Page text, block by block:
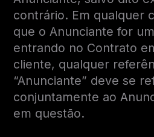
contrário. Em qualquer
que o Anunciante for
entrando no Contrato
cliente, qualquer
“Anunciante” deve se
conjuntamente ao
em questão.